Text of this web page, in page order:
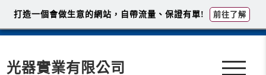
光器實業有限公司
打造一個會做生意的網站，自帶流量、保證有單! 前往了解